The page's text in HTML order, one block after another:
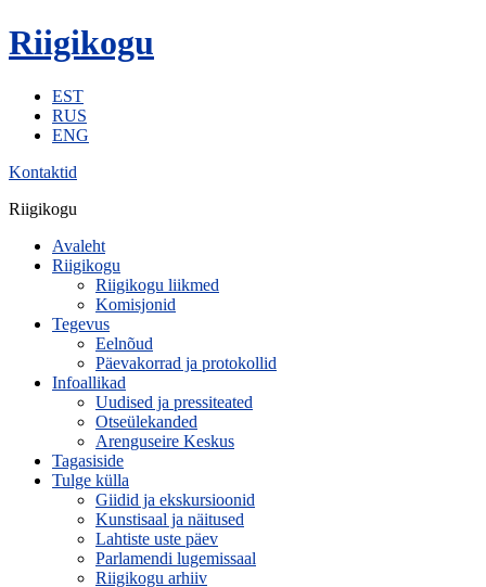
Riigikogu
EST
RUS
ENG
Kontaktid
Riigikogu
Avaleht
Riigikogu
Riigikogu liikmed
Komisjonid
Tegevus
Eelnõud
Päevakorrad ja protokollid
Infoallikad
Uudised ja pressiteated
Otseülekanded
Arenguseire Keskus
Tagasiside
Tulge külla
Giidid ja ekskursioonid
Kunstisaal ja näitused
Lahtiste uste päev
Parlamendi lugemissaal
Riigikogu arhiiv